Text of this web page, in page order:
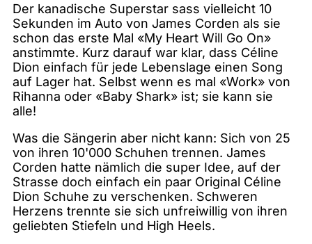
Der kanadische Superstar sass vielleicht 10
Sekunden im Auto von James Corden als sie
schon das erste Mal «My Heart Will Go On»
anstimmte. Kurz darauf war klar, dass Céline
Dion einfach für jede Lebenslage einen Song
auf Lager hat. Selbst wenn es mal «Work» von
Rihanna oder «Baby Shark» ist; sie kann sie
alle!
Was die Sängerin aber nicht kann: Sich von 25
von ihren 10'000 Schuhen trennen. James
Corden hatte nämlich die super Idee, auf der
Strasse doch einfach ein paar Original Céline
Dion Schuhe zu verschenken. Schweren
Herzens trennte sie sich unfreiwillig von ihren
geliebten Stiefeln und High Heels.